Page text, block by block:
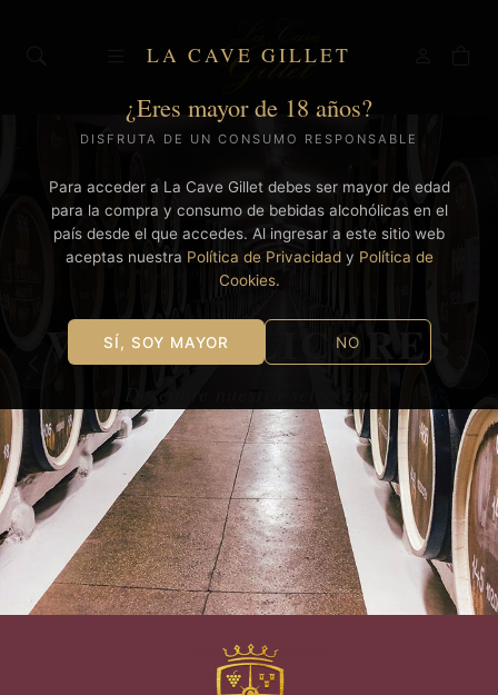
LA CAVE GILLET
¿Eres mayor de 18 años?
DISFRUTA DE UN CONSUMO RESPONSABLE
Para acceder a La Cave Gillet debes ser mayor de edad
para la compra y consumo de bebidas alcohólicas en el
país desde el que accedes. Al ingresar a este sitio web
aceptas nuestra Política de Privacidady Política de
Cookies.
SÍ, SOY MAYOR NO
VINOS & LICORES